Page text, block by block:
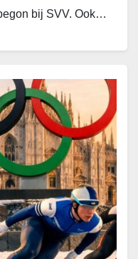
bij SVV. Ook…